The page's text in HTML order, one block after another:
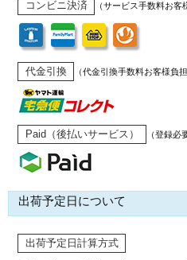
コンビニ決済 （サービス手数料お客
代金引換 （代金引換手数料お客様負担
Paid（後払いサービス） （登録必
出荷予定日について
出荷予定日計算方式